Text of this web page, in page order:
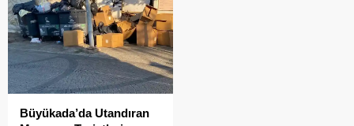
Büyükada’da Utandıran